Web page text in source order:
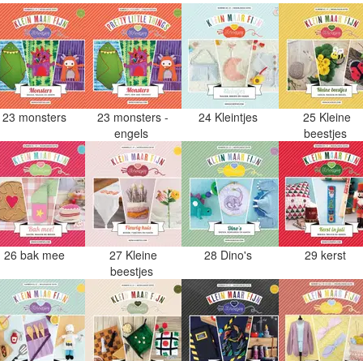
23 monsters
23 monsters -
engels
24 Kleintjes
25 Kleine
beestjes
26 bak mee
27 Kleine
beestjes
28 Dino's 29 kerst